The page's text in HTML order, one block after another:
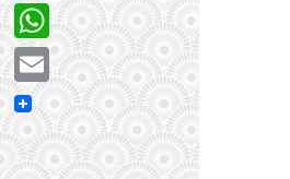
Reddit
WhatsApp
Email